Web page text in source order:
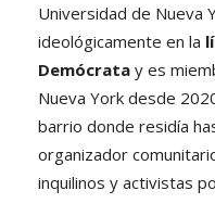
Universidad de Nueva
ideológicamente en la
Demócrata y es
Nueva York desde
barrio donde residía
organizador
inquilinos y activistas